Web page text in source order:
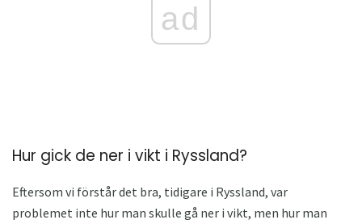
ad
Hur gick de ner i vikt i Ryssland?
Eftersom vi förstår det bra, tidigare i Ryssland, var
problemet inte hur man skulle gå ner i vikt, men hur man